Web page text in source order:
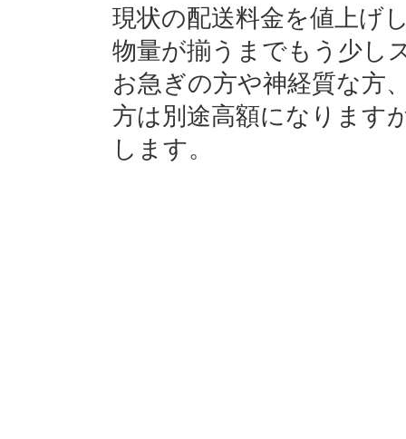
現状の配送料金を値上げ
物量が揃うまでもう少し
お急ぎの方や神経質な方
方は別途高額になります
します。